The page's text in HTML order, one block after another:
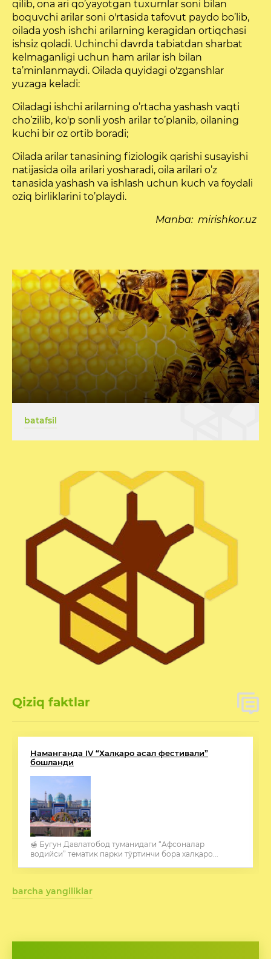
batafsil
qilib, ona ari qo’yayotgan tuxumlar soni bilan
boquvchi arilar soni o'rtasida tafovut paydo bo’lib,
oilada yosh ishchi arilarning keragidan ortiqchasi
ishsiz qoladi. Uchinchi davrda tabiatdan sharbat
kelmaganligi uchun ham arilar ish bilan
ta’minlanmaydi. Oilada quyidagi o'zganshlar
yuzaga keladi:
Oiladagi ishchi arilarning o’rtacha yashash vaqti
cho’zilib, ko'p sonli yosh arilar to’planib, oilaning
kuchi bir oz ortib boradi;
Oilada arilar tanasining fiziologik qarishi susayishi
natijasida oila arilari yosharadi, oila arilari o’z
tanasida yashash va ishlash uchun kuch va foydali
oziq birliklarini to’playdi.
Manba: mirishkor.uz
Qiziq faktlar
Наманганда IV “Халқаро асал фестивали”
бошланди
🍯 Бугун Давлатобод туманидаги “Афсоналар
водийси” тематик парки тўртинчи бора халқаро...
barcha yangiliklar